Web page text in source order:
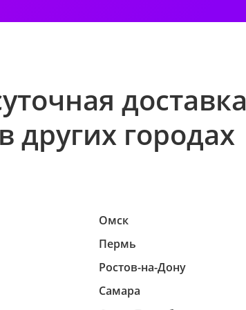
доставка
других городах
Омск
Пермь
Ростов-на-Дону
Самара